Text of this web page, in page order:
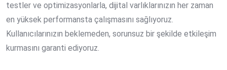
testler ve optimizasyonlarla, dijital varlıklarınızın her zaman
en yüksek performansta çalışmasını sağlıyoruz.
Kullanıcılarınızın beklemeden, sorunsuz bir şekilde etkileşim
kurmasını garanti ediyoruz.